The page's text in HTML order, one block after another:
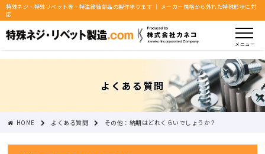
特殊ネジ・特殊リベット等・特注締結部品の製作承ります ｜ メーカー規格から外れた特殊形状に対
応
メニュー
よくある質問
HOME よくある質問 その他：納期はどれくらいでしょうか？